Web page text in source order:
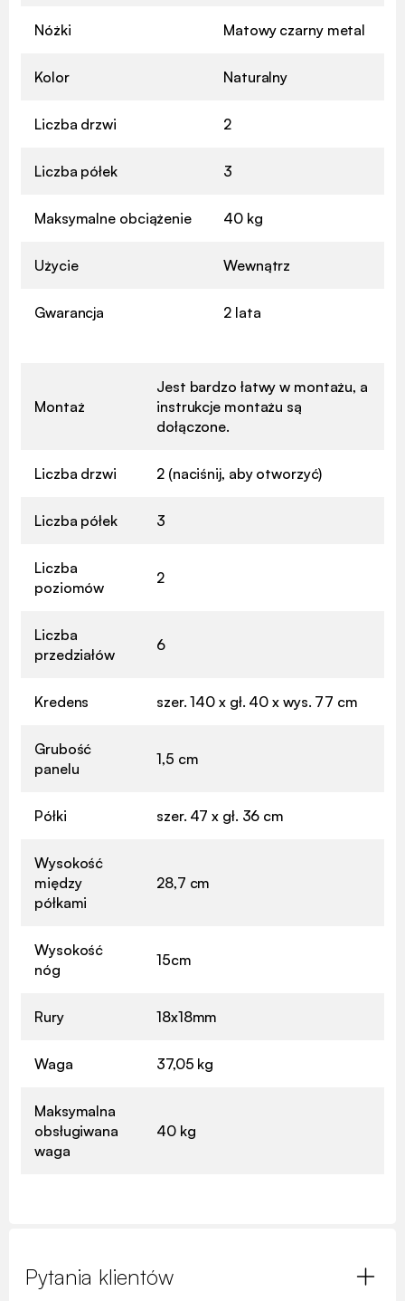
Nóżki Matowy czarny metal
Kolor Naturalny
Liczba drzwi 2
Liczba półek 3
Maksymalne obciążenie 40 kg
Użycie Wewnątrz
Gwarancja 2 lata
Montaż
Jest bardzo łatwy w montażu, a
instrukcje montażu są
dołączone.
Liczba drzwi 2 (naciśnij, aby otworzyć)
Liczba półek 3
Liczba
poziomów
2
Liczba
przedziałów
6
Kredens szer. 140 x gł. 40 x wys. 77 cm
Grubość
panelu
1,5 cm
Półki szer. 47 x gł. 36 cm
Wysokość
między
półkami
28,7 cm
Wysokość
nóg
15cm
Rury 18x18mm
Waga 37,05 kg
Maksymalna
obsługiwana
waga
40 kg
Pytania klientów